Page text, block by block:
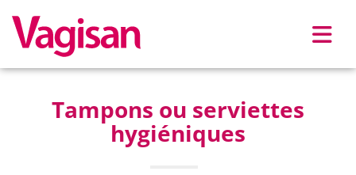
Tampons ou serviettes
hygiéniques